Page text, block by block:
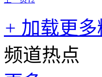
+ 加载更多
频道热点